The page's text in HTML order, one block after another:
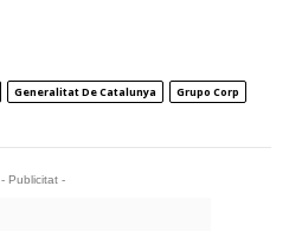
Generalitat De Catalunya
Grupo Corp
- Publicitat -